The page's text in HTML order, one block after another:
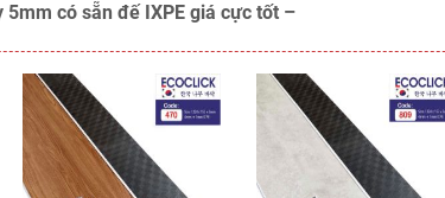
5mm có sẵn đế IXPE giá cực tốt –